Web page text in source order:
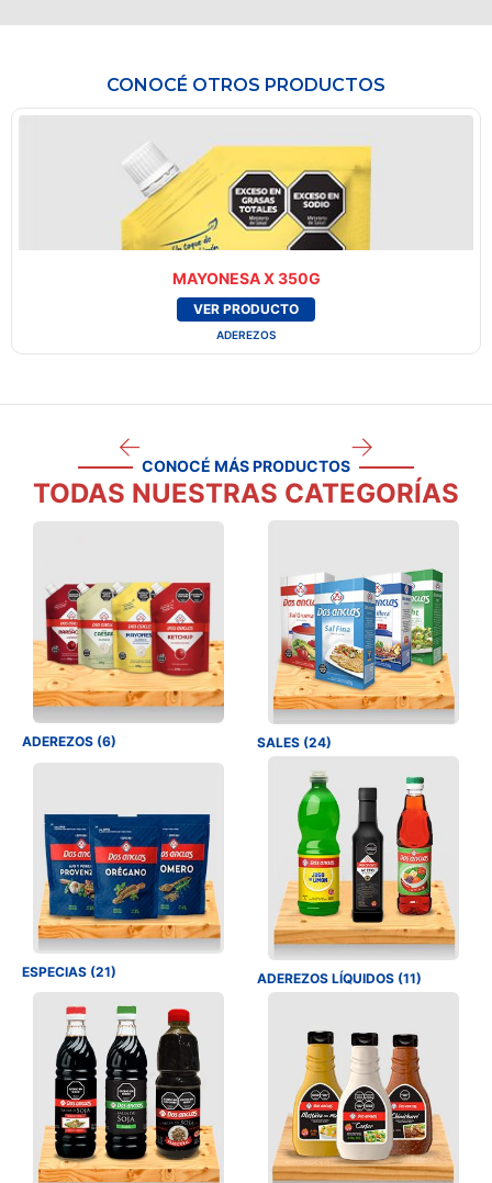
CONOCÉ OTROS PRODUCTOS
MAYONESA X 350G
VER PRODUCTO
ADEREZOS
CONOCÉ MÁS PRODUCTOS
TODAS NUESTRAS CATEGORÍAS
ADEREZOS (6) SALES (24)
ESPECIAS (21) ADEREZOS LÍQUIDOS (11)